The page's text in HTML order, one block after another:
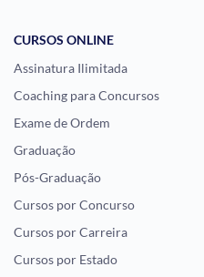
CURSOS ONLINE
Assinatura Ilimitada
Coaching para Concursos
Exame de Ordem
Graduação
Pós-Graduação
Cursos por Concurso
Cursos por Carreira
Cursos por Estado